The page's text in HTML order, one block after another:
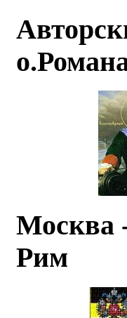
Москва
Рим